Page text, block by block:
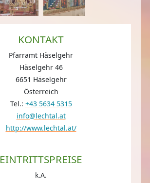
KONTAKT
Pfarramt Häselgehr
Häselgehr 46
6651 Häselgehr
Österreich
Tel.: +43 5634 5315
info@lechtal.at
http://www.lechtal.at/
EINTRITTSPREISE
k.A.